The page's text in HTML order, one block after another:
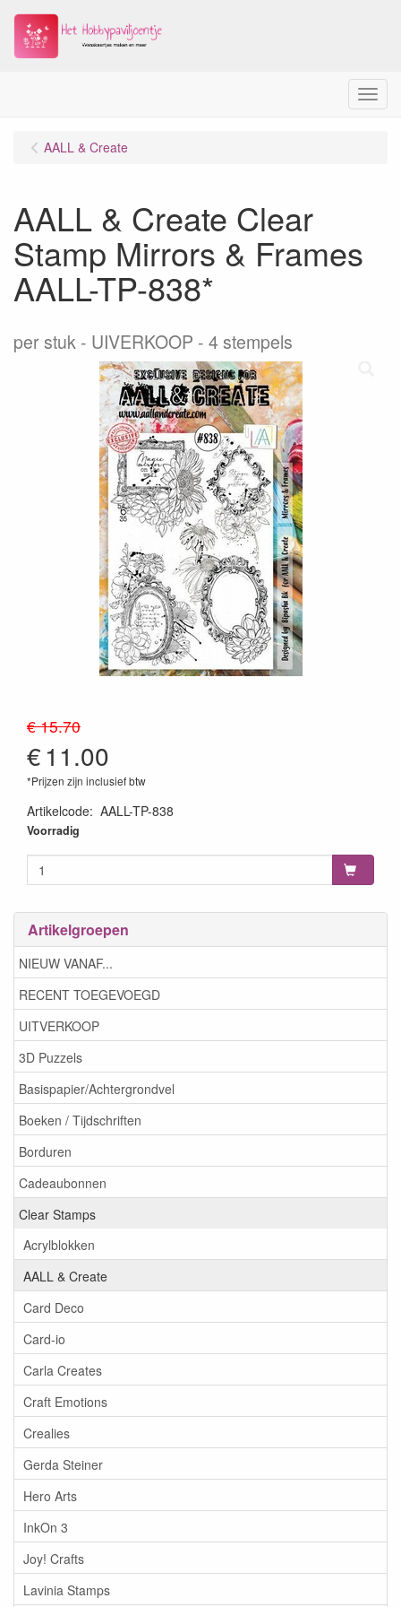
Menu
Artikelgroepen
NIEUW VANAF...
RECENT TOEGEVOEGD
UITVERKOOP
3D Puzzels
Basispapier/Achtergrondvel
Boeken / Tijdschriften
Borduren
Cadeaubonnen
Clear Stamps
Acrylblokken
AALL & Create
Card Deco
Card-io
Carla Creates
Craft Emotions
Crealies
Gerda Steiner
Hero Arts
InkOn 3
Joy! Crafts
Lavinia Stamps
AALL & Create
AALL & Create Clear
Stamp Mirrors & Frames
AALL-TP-838*
per stuk UIVERKOOP - 4 stempels
€ 15.70
€11.00
*Prijzen zijn inclusief btw
Artikelcode: AALL-TP-838
5060979160711
Voorradig